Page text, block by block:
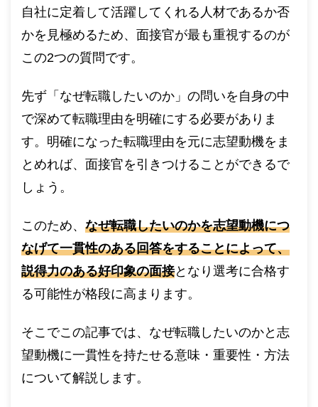
自社に定着して活躍してくれる人材であるか否
かを見極めるため、面接官が最も重視するのが
この2つの質問です。
先ず「なぜ転職したいのか」の問いを自身の中
で深めて転職理由を明確にする必要がありま
す。明確になった転職理由を元に志望動機をま
とめれば、面接官を引きつけることができるで
しょう。
このため、 なぜ転職したいのかを志望動機につ
なげて一貫性のある回答をすることによって、
説得力のある好印象の面接となり選考に合格す
る可能性が格段に高まります。
そこでこの記事では、なぜ転職したいのかと志
望動機に一貫性を持たせる意味・重要性・方法
について解説します。